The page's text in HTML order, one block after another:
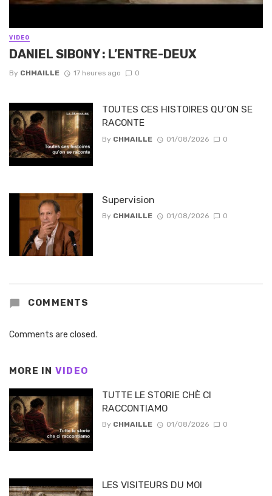
VIDEO
DANIEL SIBONY : L’ENTRE-DEUX
By CHMAILLE 17 heures ago 0
TOUTES CES HISTOIRES QU’ON SE
RACONTE
By CHMAILLE 01/08/2026 0
Supervision
By CHMAILLE 01/08/2026 0
COMMENTS
Comments are closed.
MORE IN VIDEO
TUTTE LE STORIE CHÈ CI
RACCONTIAMO
By CHMAILLE 01/08/2026 0
LES VISITEURS DU MOI